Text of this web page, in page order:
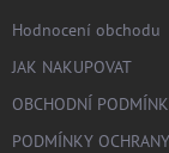
Hodnocení obchodu
JAK NAKUPOVAT
OBCHODNÍ
PODMÍNKY